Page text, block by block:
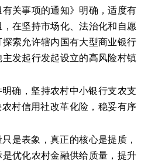
关事项的通知》明确，适度有
在坚持市场化、法治化和自愿
索允许辖内国有大型商业银行
发起行发起设立的高风险村镇
明确，坚持农村中小银行支农支
村信用社改革化险，稳妥有序
是表象，真正的核心是提质，
优化农村金融供给质量，提升